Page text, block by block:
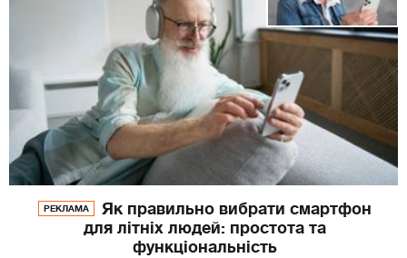
РЕКЛАМА
Як правильно вибрати смартфон
для літніх людей: простота та
функціональність